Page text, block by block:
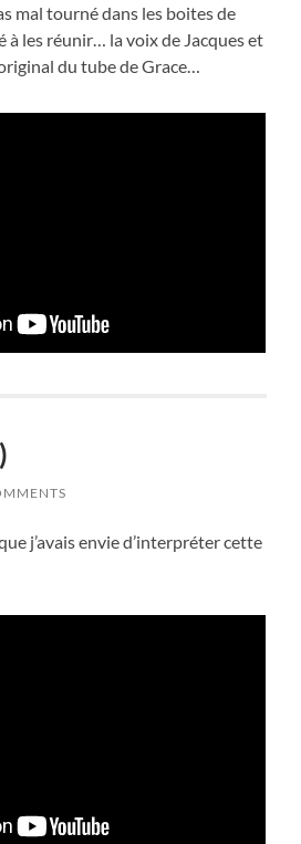
mal tourné dans les boites de
à les réunir… la voix de Jacques et
du tube de Grace…
j’avais envie d’interpréter cette